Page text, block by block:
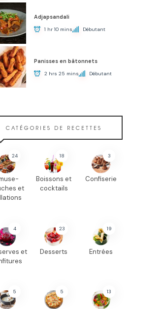
Adjapsandali
1 hr 10 mins Débutant
Panisses en bâtonnets
2 hrs 25 mins Débutant
CATÉGORIES DE RECETTES
24
et
18
Boissons et
cocktails
3
Confiserie
4
et
23
Desserts
19
Entrées
5 5 13